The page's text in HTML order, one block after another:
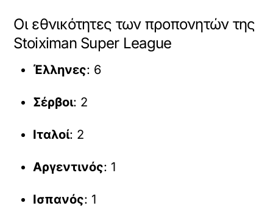
Οι εθνικότητες των προπονητών της
Stoiximan Super League
Έλληνες: 6
Σέρβοι: 2
Ιταλοί: 2
Αργεντινός: 1
Ισπανός: 1